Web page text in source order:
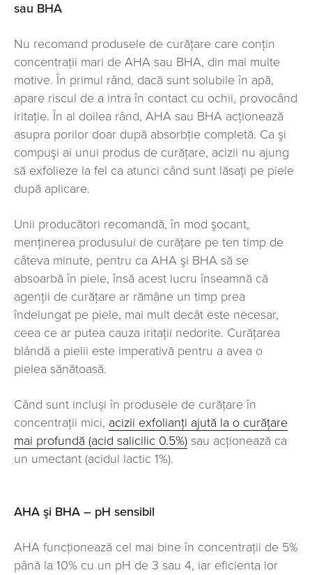
sau BHA
Nu recomand produsele de curăţare care conţin
concentrații mari de AHA sau BHA, din mai multe
motive. În primul rând, dacă sunt solubile în apă,
apare riscul de a intra în contact cu ochii, provocând
iritaţie. În al doilea rând, AHA sau BHA acţionează
asupra porilor doar după absorbţie completă. Ca şi
compuşi ai unui produs de curăţare, acizii nu ajung
să exfolieze la fel ca atunci când sunt lăsați pe piele
după aplicare.
Unii producători recomandă, în mod şocant,
menţinerea produsului de curăţare pe ten timp de
câteva minute, pentru ca AHA şi BHA să se
absoarbă în piele, însă acest lucru înseamnă că
agenţii de curăţare ar rămâne un timp prea
îndelungat pe piele, mai mult decât este necesar,
ceea ce ar putea cauza iritaţii nedorite. Curăţarea
blândă a pielii este imperativă pentru a avea o
pielea sănătoasă.
Când sunt incluși în produsele de curățare în
concentrații mici, acizii exfolianți ajută la o curățare
mai profundă (acid salicilic 0.5%) sau acționează ca
un umectant (acidul lactic 1%).
AHA şi BHA – pH sensibil
AHA funcţionează cel mai bine în concentraţii de 5%
până la 10% cu un pH de 3 sau 4, iar eficienta lor